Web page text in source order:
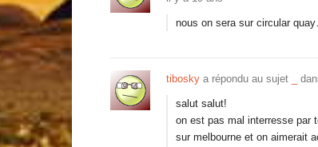
nous on sera sur circular
tibosky a répondu au sujet
salut salut!
on est pas mal interresse par
sur melbourne et on aimerait